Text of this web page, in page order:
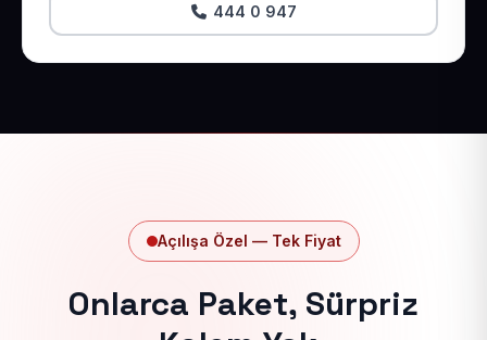
444 0 947
Açılışa Özel — Tek Fiyat
Onlarca Paket, Sürpriz